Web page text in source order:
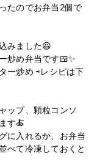
たのでお弁当2個で
みました😆
炒め弁当です🍱✨
ー炒め ⇨レシピは下
ップ、顆粒コンソ
す🍝
に入れるか、お弁当
べて冷凍しておくと